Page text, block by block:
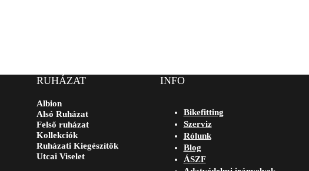
RUHÁZAT
Albion
Alsó Ruházat
Felső ruházat
Kollekciók
Ruházati Kiegészítők
Utcai Viselet
INFO
Bikefitting
Szerviz
Rólunk
Blog
ÁSZF